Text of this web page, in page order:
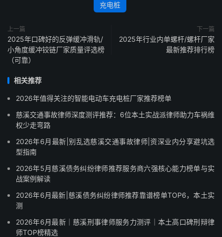
充电桩
上一篇
2025年口碑好的反弹缓冲滑轨/
小角度缓冲铰链厂家质量评选榜
（可靠）
下一篇
2025年行业内单螺杆/螺杆厂家
最新推荐排行榜
相关推荐
2026年值得关注的智能电动车充电桩厂家推荐榜单
慈溪交通事故律师深度测评推荐：6位本土实战派律师助力车祸维
权少走弯路
2026年6月最新|别乱选慈溪交通事故律师|资深业内分享避坑选
型指南
2026年5月慈溪债务纠纷律师推荐服务商六强核心能力榜单与实
战案例解读
2026年6月最新|慈溪债务纠纷律师推荐靠谱榜单TOP6，本土实
测
2026年6月最新｜慈溪刑事律师服务力测评｜本土高口碑刑辩律
师TOP榜精选